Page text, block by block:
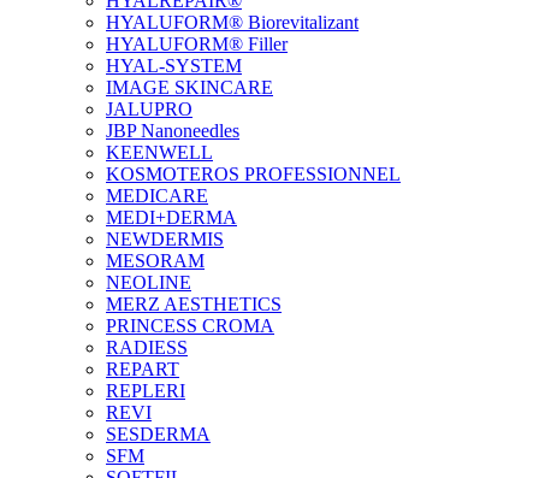
HYALUFORM® Biorevitalizant
HYALUFORM® Filler
HYAL-SYSTEM
IMAGE SKINCARE
JALUPRO
JBP Nanoneedles
KEENWELL
KOSMOTEROS PROFESSIONNEL
MEDICARE
MEDI+DERMA
NEWDERMIS
MESORAM
NEOLINE
MERZ AESTHETICS
PRINCESS CROMA
RADIESS
REPART
REPLERI
REVI
SESDERMA
SFM